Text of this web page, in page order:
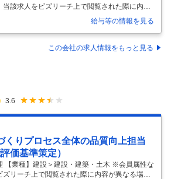
該求人をビズリーチ上で閲覧された際に内容
・通信施設やデータセンター構築を中心とし
ジメント業務を担当頂きます。まずは工事管理
、将来的には建築工事を含めた現場所長や、
マネージャーにもチャレンジ頂ける環境です。
等）として工事を円滑かつ安全に推進すると
給与等の情報を見る
この会社の求人情報をもっと見る
3.6
くりプロセス全体の品質向上担当
価基準策定）
【業種】建設＞建設・建築・土木 ※会員属性な
リーチ上で閲覧された際に内容が異なる場合